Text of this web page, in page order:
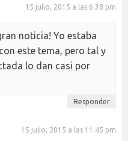
15 julio, 2015 a las 6:38 pm
noticia! Yo estaba
este tema, pero tal y
lo dan casi por
Responder
15 julio, 2015 a las 11:45 pm